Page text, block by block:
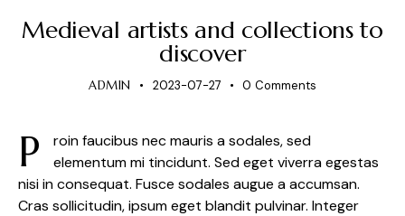
Medieval artists and collections to
discover
ADMIN 2023-07-27 0 Comments
P
roin faucibus nec mauris a sodales, sed
elementum mi tincidunt. Sed eget viverra egestas
nisi in consequat. Fusce sodales augue a accumsan.
Cras sollicitudin, ipsum eget blandit pulvinar. Integer